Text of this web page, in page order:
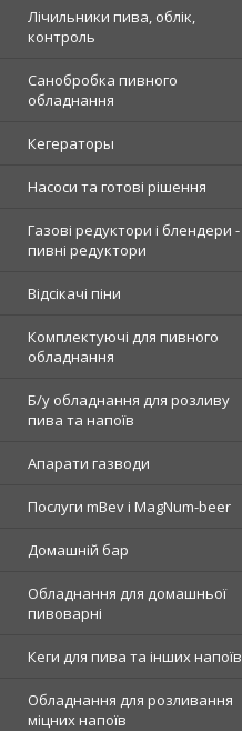
Лічильники пива, облік,
контроль
Санобробка пивного
обладнання
Кегераторы
Насоси та готові рішення
Газові редуктори і блендери -
пивні редуктори
Відсікачі піни
Комплектуючі для пивного
обладнання
Б/у обладнання для розливу
пива та напоїв
Апарати газводи
Послуги mBev і MagNum-beer
Домашній бар
Обладнання для домашньої
пивоварні
Кеги для пива та інших напоїв
Обладнання для розливання
міцних напоїв